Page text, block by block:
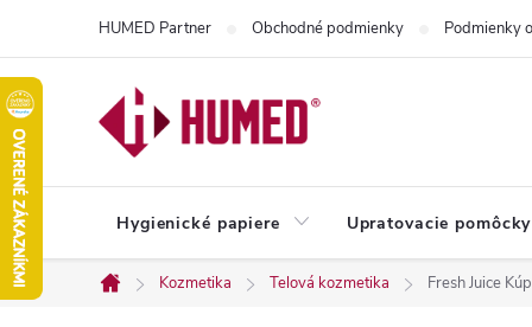
obsah
HUMED Partner Obchodné podmienky Podmienky
Hygienické papiere Upratovacie pomôcky
Domov
Kozmetika Telová kozmetika Fresh Juice